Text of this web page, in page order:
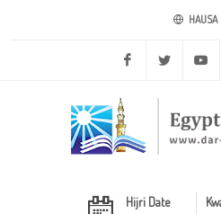
HAUSA
Facebook Twitter
Hijri Date